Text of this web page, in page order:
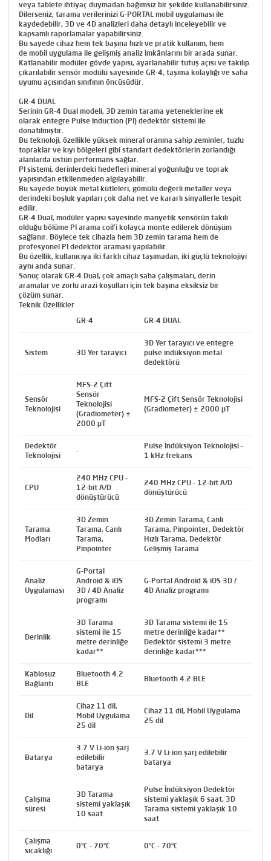
veya tablete ihtiyaç duymadan bağımsız bir şekilde kullanabilirsiniz.
Dilerseniz, tarama verilerinizi G-PORTAL mobil uygulaması ile
kaydedebilir, 3D ve 4D analizleri daha detaylı inceleyebilir ve
kapsamlı raporlamalar yapabilirsiniz.
Bu sayede cihaz hem tek başına hızlı ve pratik kullanım, hem
de mobil uygulama ile gelişmiş analiz imkânlarını bir arada sunar.
Katlanabilir modüler gövde yapısı, ayarlanabilir tutuş açısı ve takılıp
çıkarılabilir sensör modülü sayesinde GR-4, taşıma kolaylığı ve saha
uyumu açısından sınıfının öncüsüdür.
GR-4 DUAL
Serinin GR-4 Dual modeli, 3D zemin tarama yeteneklerine ek
olarak entegre Pulse Induction (PI) dedektör sistemi ile
donatılmıştır.
Bu teknoloji, özellikle yüksek mineral oranına sahip zeminler, tuzlu
topraklar ve kıyı bölgeleri gibi standart dedektörlerin zorlandığı
alanlarda üstün performans sağlar.
PI sistemi, derinlerdeki hedefleri mineral yoğunluğu ve toprak
yapısından etkilenmeden algılayabilir.
Bu sayede büyük metal kütleleri, gömülü değerli metaller veya
derindeki boşluk yapıları çok daha net ve kararlı sinyallerle tespit
edilir.
GR-4 Dual, modüler yapısı sayesinde manyetik sensörün takılı
olduğu bölüme PI arama coil’i kolayca monte edilerek dönüşüm
sağlanır. Böylece tek cihazla hem 3D zemin tarama hem de
profesyonel PI dedektör araması yapılabilir.
Bu özellik, kullanıcıya iki farklı cihaz taşımadan, iki güçlü teknolojiyi
aynı anda sunar.
Sonuç olarak GR-4 Dual, çok amaçlı saha çalışmaları, derin
aramalar ve zorlu arazi koşulları için tek başına eksiksiz bir
çözüm sunar.
Teknik Özellikler
GR-4 GR-4 DUAL
Sistem 3D Yer tarayıcı
3D Yer tarayıcı ve entegre
pulse indüksiyon metal
dedektörü
Sensör
Teknolojisi
MFS-2 Çift
Sensör
Teknolojisi
(Gradiometer) ±
2000 µT
MFS-2 Çift Sensör Teknolojisi
(Gradiometer) ± 2000 µT
Dedektör
Teknolojisi
-
Pulse İndüksiyon Teknolojisi –
1 kHz frekans
CPU
240 MHz CPU -
12-bit A/D
dönüştürücü
240 MHz CPU - 12-bit A/D
dönüştürücü
Tarama
Modları
3D Zemin
Tarama, Canlı
Tarama,
Pinpointer
3D Zemin Tarama, Canlı
Tarama, Pinpointer, Dedektör
Hızlı Tarama, Dedektör
Gelişmiş Tarama
Analiz
Uygulaması
G-Portal
Android & iOS
3D / 4D Analiz
programı
G-Portal Android & iOS 3D /
4D Analiz programı
Derinlik
3D Tarama
sistemi ile 15
metre derinliğe
kadar**
3D Tarama sistemi ile 15
metre derinliğe kadar**
Dedektör sistemi 3 metre
derinliğe kadar***
Kablosuz
Bağlantı
Bluetooth 4.2
BLE
Bluetooth 4.2 BLE
Dil
Cihaz 11 dil,
Mobil Uygulama
25 dil
Cihaz 11 dil, Mobil Uygulama
25 dil
Batarya
3.7 V Li-ion şarj
edilebilir
batarya
3.7 V Li-ion şarj edilebilir
batarya
Çalışma
süresi
3D Tarama
sistemi yaklaşık
10 saat
Pulse İndüksiyon Dedektör
sistemi yaklaşık 6 saat, 3D
Tarama sistemi yaklaşık 10
saat
Çalışma
sıcaklığı
0°C - 70°C 0°C - 70°C